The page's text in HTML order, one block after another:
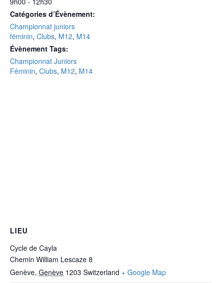
Catégories d’Évènement:
Championnat juniors
féminin, Clubs, M12, M14
Évènement Tags:
Championnat Juniors
Féminin, Clubs, M12, M14
LIEU
Cycle de Cayla
Chemin William Lescaze 8
Genève, Genève 1203 Switzerland + Google Map